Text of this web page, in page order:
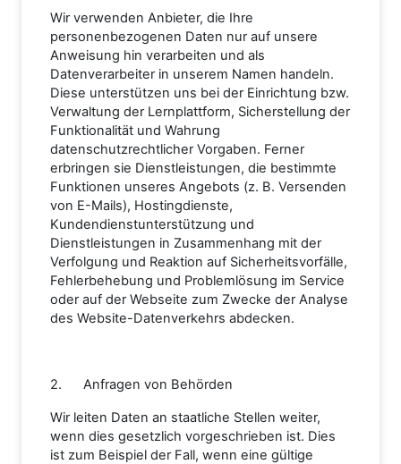
Wir verwenden Anbieter, die Ihre
personenbezogenen Daten nur auf unsere
Anweisung hin verarbeiten und als
Datenverarbeiter in unserem Namen handeln.
Diese unterstützen uns bei der Einrichtung bzw.
Verwaltung der Lernplattform, Sicherstellung der
Funktionalität und Wahrung
datenschutzrechtlicher Vorgaben. Ferner
erbringen sie Dienstleistungen, die bestimmte
Funktionen unseres Angebots (z. B. Versenden
von E-Mails), Hostingdienste,
Kundendienstunterstützung und
Dienstleistungen in Zusammenhang mit der
Verfolgung und Reaktion auf Sicherheitsvorfälle,
Fehlerbehebung und Problemlösung im Service
oder auf der Webseite zum Zwecke der Analyse
des Website-Datenverkehrs abdecken.
2. Anfragen von Behörden
Wir leiten Daten an staatliche Stellen weiter,
wenn dies gesetzlich vorgeschrieben ist. Dies
ist zum Beispiel der Fall, wenn eine gültige